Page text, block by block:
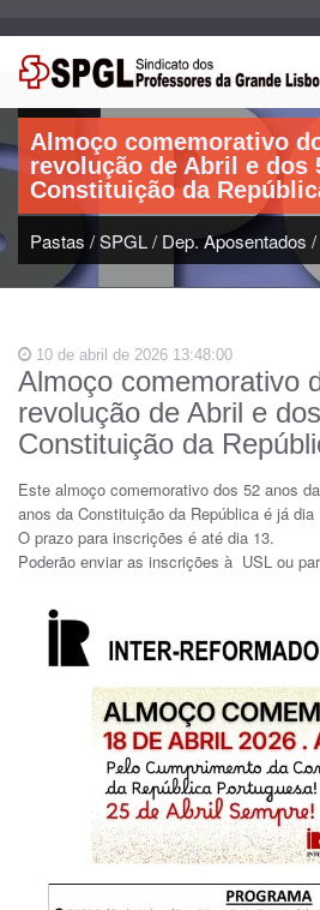
Artigo:
Almoço comemorativo
revolução de Abril e dos
Constituição da
Pastas /SPGL/ Dep. Aposentados /
10 de abril de 2026 13:48:00
Almoço comemorativo
revolução de Abril e
Constituição da
Este almoço comemorativo dos 52 anos
anos da Constituição da República é já dia
O prazo para inscrições é até dia 13.
Poderão enviar as inscrições à USL ou